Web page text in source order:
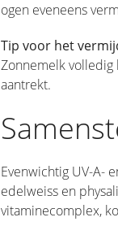
ogen eveneens
Tip voor het
Zonnemelk
aantrekt.
Evenwichtig UV-A-
edelweiss en
vitaminecomplex,